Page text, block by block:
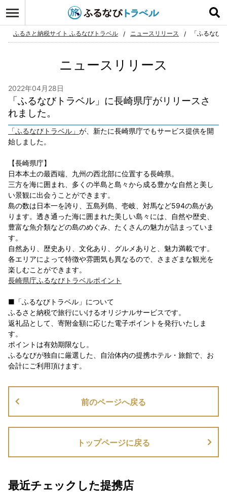
お気に入り
ふるさと納税サイト ふるなびトラベル ニュースリリース 「ふるなび
ニュースリリース
2022年04月28日
「ふるなびトラベル」に長崎県庁がリリースさ
れました。
「ふるなびトラベル」 が、新たに長崎県庁でもサービス提供を開
始しました。
【長崎県庁】
日本本土の最西端、九州の西北部に位置する長崎県。
三方を海に囲まれ、多くの半島と島々から成る豊かな自然と美し
い景観に出会うことができます。
島の数は日本一を誇り、五島列島、壱岐、対馬など594の島があ
ります。透き通った海に囲まれた美しい島々には、自然や歴史、
豊富な魚介類などの島のめぐみ、たくさんの魅力が詰まっていま
す。
自然あり、歴史あり、文化あり、グルメありと、魅力満載です。
各エリアによって特徴や雰囲気も異なるので、さまざまな観光を
楽しむことができます。
長崎県庁ふるなびトラベルポイント
■「ふるなびトラベル」について
ふるさと納税で旅行にいけるオリジナルサービスです。
返礼品として、寄附金額に応じた電子ポイントを発行いたしま
す。
ポイントは有効期限なし。
ふるなびが独自に厳選した、自治体内の提携ホテル・旅館で、お
会計にご利用頂けます。
前のページへ戻る
トップページに戻る
最近チェックした提携店